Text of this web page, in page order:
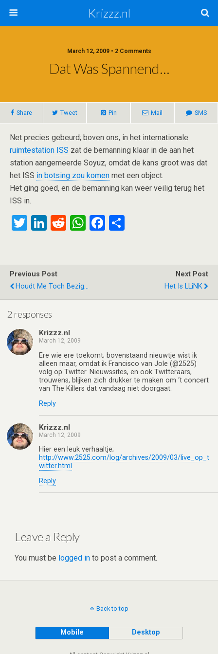
Krizzz.nl
March 12, 2009 • 2 Comments
Dat Was Spannend…
Share Tweet Pin Mail SMS
Net precies gebeurd; boven ons, in het internationale
ruimtestation ISS zat de bemanning klaar in de aan het
station aangemeerde Soyuz, omdat de kans groot was dat
het ISS in botsing zou komen met een object.
Het ging goed, en de bemanning kan weer veilig terug het
ISS in.
T
er
Li
dI
n
R
t
W
A
p
F
o
Previous Post
Houdt Me Toch Bezig...
Next Post
Het Is LLiNK
2 responses
Krizzz.nl
March 12, 2009
Ere wie ere toekomt; bovenstaand nieuwtje wist ik
alleen maar, omdat ik Francisco van Jole (@2525)
volg op Twitter. Nieuwssites, en ook Twitteraars,
trouwens, blijken zich drukker te maken om ‘t concert
van The Killers dat vandaag niet doorgaat.
Reply
Krizzz.nl
March 12, 2009
Hier een leuk verhaaltje;
http://www.2525.com/log/archives/2009/03/live_op_t
witter.html
Reply
Leave a Reply
You must be logged in to post a comment.
Back to top
Mobile Desktop